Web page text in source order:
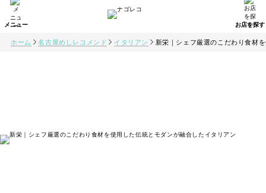
ホーム 名古屋めしレコメンド イタリアン 新栄｜シェフ厳選のこだわり食材